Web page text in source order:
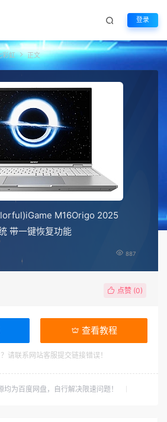
登录
彩虹 正文
M16Origo 2025
带一键恢复功能
887
点赞 (0)
查看教程
请联系网站客服提交链接错误！
均为百度网盘，自行解决限速问题！